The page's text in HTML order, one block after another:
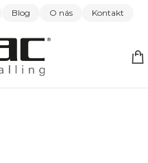
Blog O nás Kontakt